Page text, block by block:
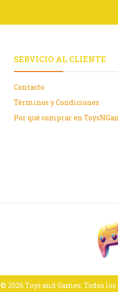
SERVICIO AL CLIENTE
Contacto
Términos y Condiciones
Por qué comprar en
© 2026 Toys and Games. Todos